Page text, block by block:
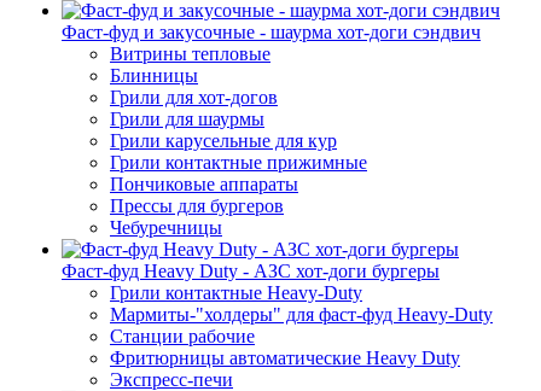
Фаст-фуд и закусочные - шаурма хот-доги сэндвич
Витрины тепловые
Блинницы
Грили для хот-догов
Грили для шаурмы
Грили карусельные для кур
Грили контактные прижимные
Пончиковые аппараты
Прессы для бургеров
Чебуречницы
Фаст-фуд Heavy Duty - АЗС хот-доги бургеры
Грили контактные Heavy-Duty
Мармиты-"холдеры" для фаст-фуд Heavy-Duty
Станции рабочие
Фритюрницы автоматические Heavy Duty
Экспресс-печи